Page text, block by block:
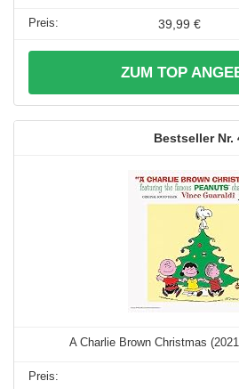
39,99 €
ZUM TOP
A Charlie Brown Christmas